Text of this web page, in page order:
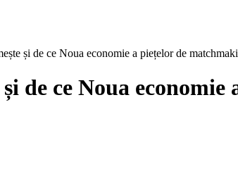
și de ce Noua economie a piețelor de
de ce Noua